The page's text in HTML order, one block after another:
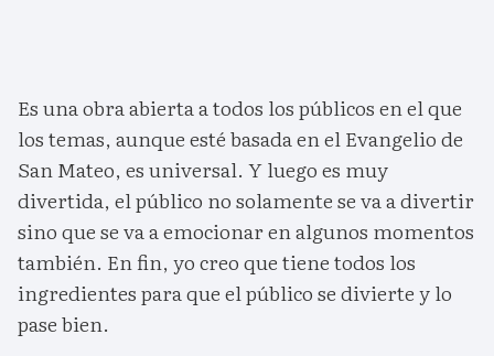
Es una obra abierta a todos los públicos en el que
los temas, aunque esté basada en el Evangelio de
San Mateo, es universal. Y luego es muy
divertida, el público no solamente se va a divertir
sino que se va a emocionar en algunos momentos
también. En fin, yo creo que tiene todos los
ingredientes para que el público se divierte y lo
pase bien.